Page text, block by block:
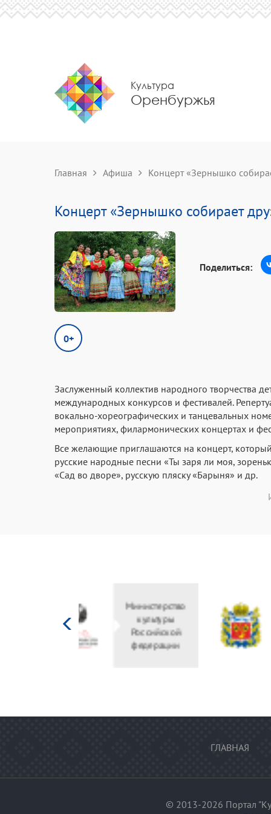
Культура
Оренбуржья
Главная Афиша Концерт «Зернышко
Концерт «Зернышко собирает
0+
Поделиться:
Заслуженный коллектив народного творчества
международных конкурсов и фестивалей.
вокально-хореографических и танцевальных
мероприятиях, филармонических концертах и
Все желающие приглашаются на концерт,
русские народные песни «Ты заря ли моя,
«Сад во дворе», русскую пляску «Барыня» и др.
Министерство
культуры
Российской
федерации
ГЛАВНАЯ
© 2013-2026 Портал